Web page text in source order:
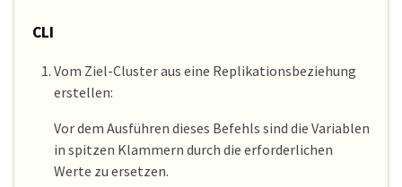
CLI
Vom Ziel-Cluster aus eine Replikationsbeziehung
erstellen:
Vor dem Ausführen dieses Befehls sind die Variablen
in spitzen Klammern durch die erforderlichen
Werte zu ersetzen.